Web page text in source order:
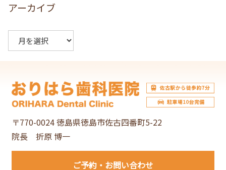
アーカイブ
ー
ブ
〒770-0024 徳島県徳島市佐古四番町5-22
院長 折原 博一
ご予約 お問い合わせ